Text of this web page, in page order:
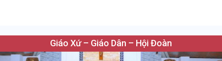
Giáo Xứ – Giáo Dân – Hội Đoàn